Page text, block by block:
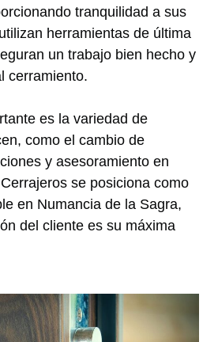
tranquilidad a sus
herramientas de última
un trabajo bien hecho y
cerramiento.
es la variedad de
como el cambio de
y asesoramiento en
se posiciona como
en Numancia de la Sagra,
del cliente es su máxima